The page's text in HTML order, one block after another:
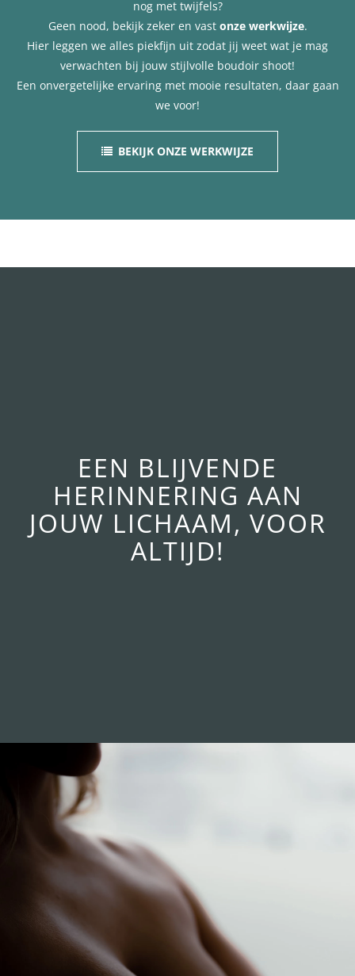
nog met twijfels?
Geen nood, bekijk zeker en vast onze werkwijze.
Hier leggen we alles piekfijn uit zodat jij weet wat je mag
verwachten bij jouw stijlvolle boudoir shoot!
Een onvergetelijke ervaring met mooie resultaten, daar gaan
we voor!
BEKIJK ONZE WERKWIJZE
EEN BLIJVENDE
HERINNERING AAN
JOUW LICHAAM, VOOR
ALTIJD!